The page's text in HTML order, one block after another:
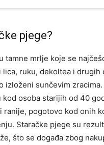
pjege?
tamne mrlje koje se
lica, ruku, dekoltea i drugih
izloženi sunčevim zracima.
osoba starijih od 40
ranije, pogotovo kod onih
Staračke pjege su
što se događa zbog